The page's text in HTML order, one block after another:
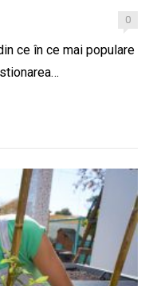
0
ce în ce mai populare